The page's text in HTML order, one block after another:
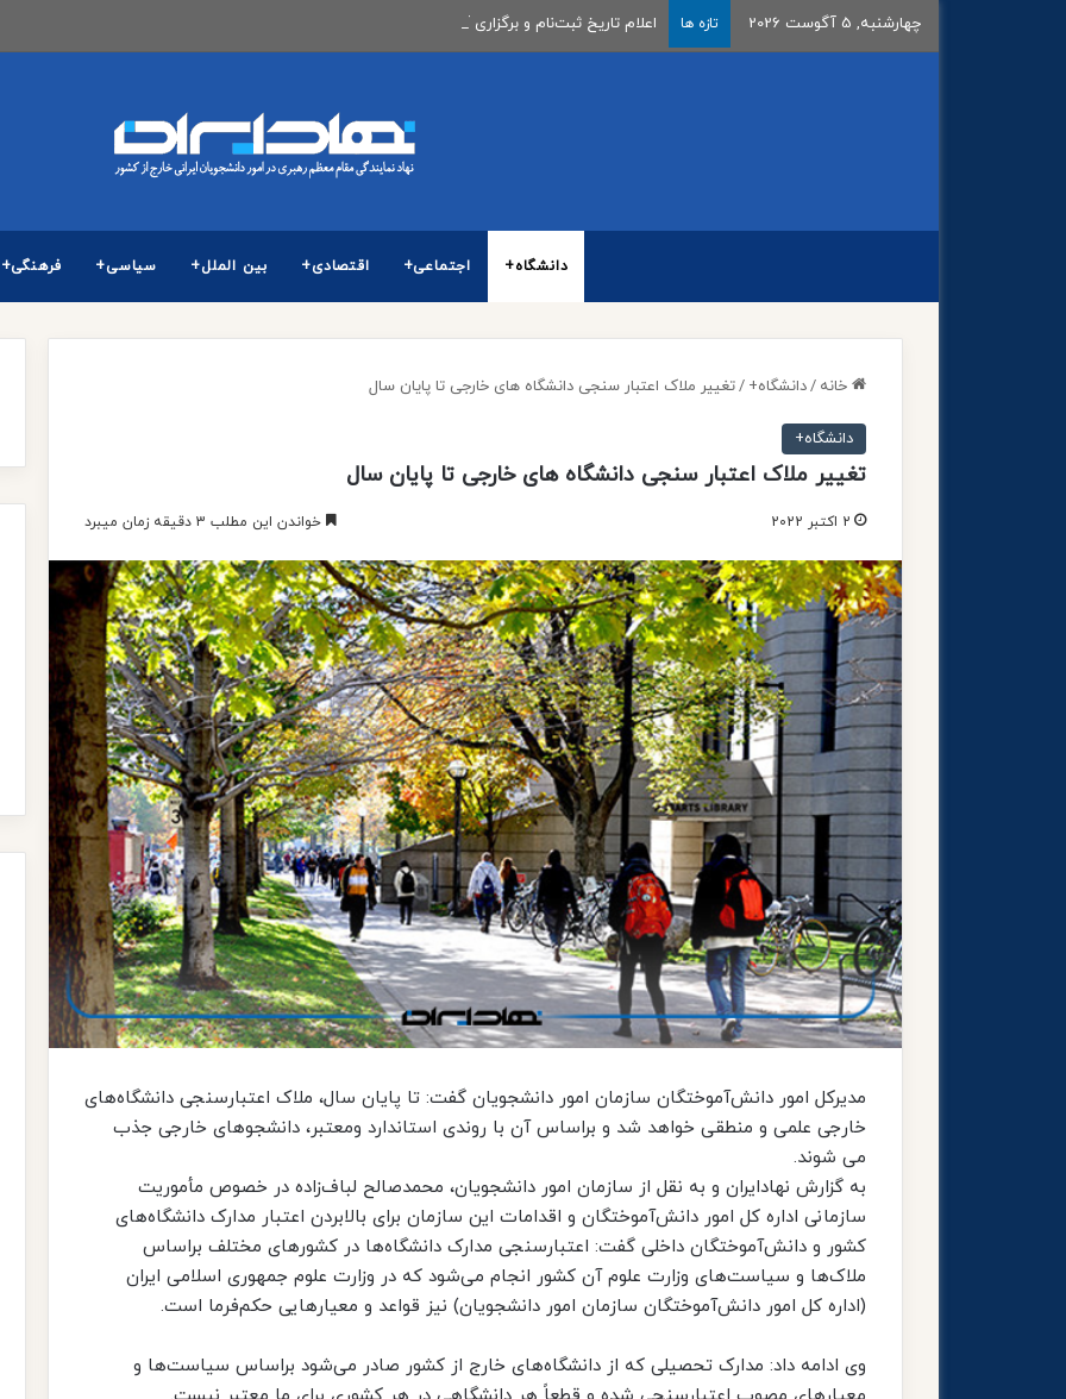
چهارشنبه, 5 آگوست 2026 تازه ها اعلام تاریخ ثبت‌نام و برگزاری آزمون كارشناسی ارشد ناپیوسته سال 1405
دانشگاه+ اجتماعی+ اقتصادی+ بین الملل+ سیاسی+ فرهنگی+
خانه /دانشگاه+ /تغییر ملاک اعتبار سنجی دانشگاه های خارجی تا پایان سال
دانشگاه+
تغییر ملاک اعتبار سنجی دانشگاه های خارجی تا پایان سال
2 اکتبر 2022 خواندن این مطلب 3 دقیقه زمان میبرد
مدیرکل امور دانش‌آموختگان سازمان امور دانشجویان گفت: تا پایان سال، ملاک اعتبارسنجی دانشگاه‌های
خارجی علمی و منطقی خواهد شد و براساس آن با روندی استاندارد ومعتبر، دانشجوهای خارجی جذب
می شوند.
به گزارش نهادایران و به نقل از سازمان امور دانشجویان، محمدصالح لباف‌زاده در خصوص مأموریت
سازمانی اداره کل امور دانش‌آموختگان و اقدامات این سازمان برای بالابردن اعتبار مدارک دانشگاه‌های
کشور و دانش‌آموختگان داخلی گفت: اعتبارسنجی مدارک دانشگاه‌ها در کشورهای مختلف براساس
ملاک‌ها و سیاست‌های وزارت علوم آن کشور انجام می‌شود که در وزارت علوم جمهوری اسلامی ایران
(اداره کل امور دانش‌آموختگان سازمان امور دانشجویان) نیز قواعد و معیارهایی حکم‌فرما است.
وی ادامه داد: مدارک تحصیلی که از دانشگاه‌های خارج از کشور صادر می‌شود براساس سیاست‌ها و